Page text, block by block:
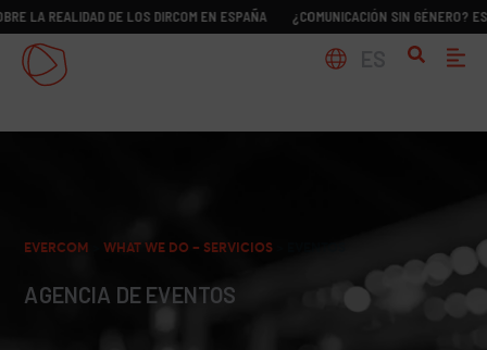
DE LOS DIRCOM EN ESPAÑA ¿COMUNICACIÓN SIN GÉNERO? ESTUDIO
EVERCOM >WHAT WE DO – SERVICIOS
AGENCIA DE EVENTOS